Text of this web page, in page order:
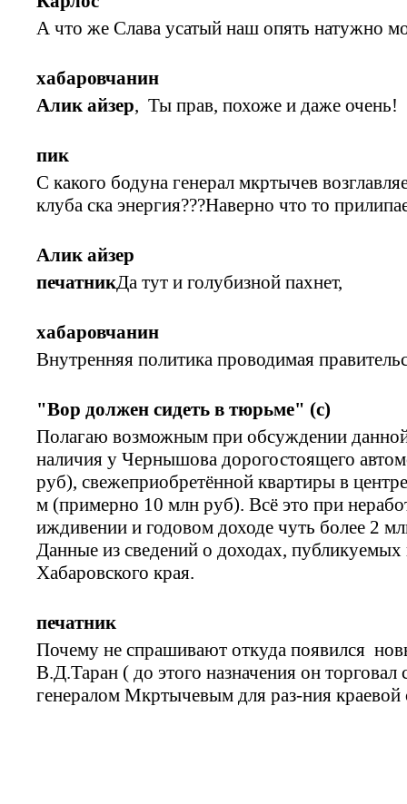
А что же Слава усатый наш опять натужно
хабаровчанин
Алик айзер, Ты прав, похоже и даже очень!
пик
С какого бодуна генерал мкртычев
клуба ска энергия???Наверно что то
Алик айзер
печатникДа тут и голубизной пахнет,
хабаровчанин
Внутренняя политика проводимая
"Вор должен сидеть в тюрьме" (с)
Полагаю возможным при обсуждении
наличия у Чернышова дорогостоящего
руб), свежеприобретённой квартиры в
м (примерно 10 млн руб). Всё это при
иждивении и годовом доходе чуть более 2
Данные из сведений о доходах, публикуемых
Хабаровского края.
печатник
Почему не спрашивают откуда появился
В.Д.Таран ( до этого назначения он торговал
генералом Мкртычевым для раз-ния краевой